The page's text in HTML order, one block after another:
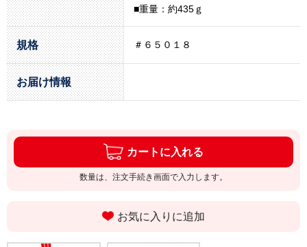
■重量：約435ｇ
規格 ＃６５０１８
お届け情報
カートに入れる
数量は、注文手続き画面で入力します。
お気に入りに追加